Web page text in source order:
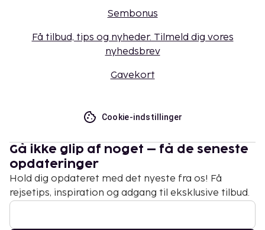
Sembonus
Få tilbud, tips og nyheder. Tilmeld dig vores
nyhedsbrev
Gavekort
Cookie-indstillinger
Gå ikke glip af noget – få de seneste
opdateringer
Hold dig opdateret med det nyeste fra os! Få
rejsetips, inspiration og adgang til eksklusive tilbud.